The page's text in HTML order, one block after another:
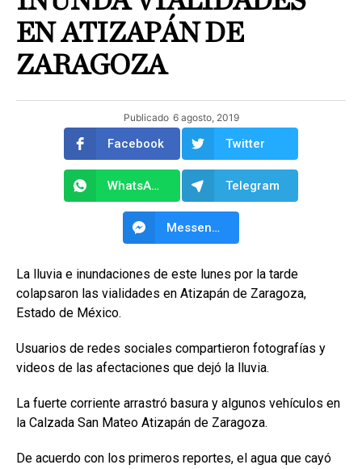
EN ATIZAPÁN DE
ZARAGOZA
Publicado 6 agosto, 2019
Facebook Twitter
WhatsApp Telegram
Messenger
La lluvia e inundaciones de este lunes por la tarde
colapsaron las vialidades en Atizapán de Zaragoza,
Estado de México.
Usuarios de redes sociales compartieron fotografías y
videos de las afectaciones que dejó la lluvia.
La fuerte corriente arrastró basura y algunos vehículos en
la Calzada San Mateo Atizapán de Zaragoza.
De acuerdo con los primeros reportes, el agua que cayó